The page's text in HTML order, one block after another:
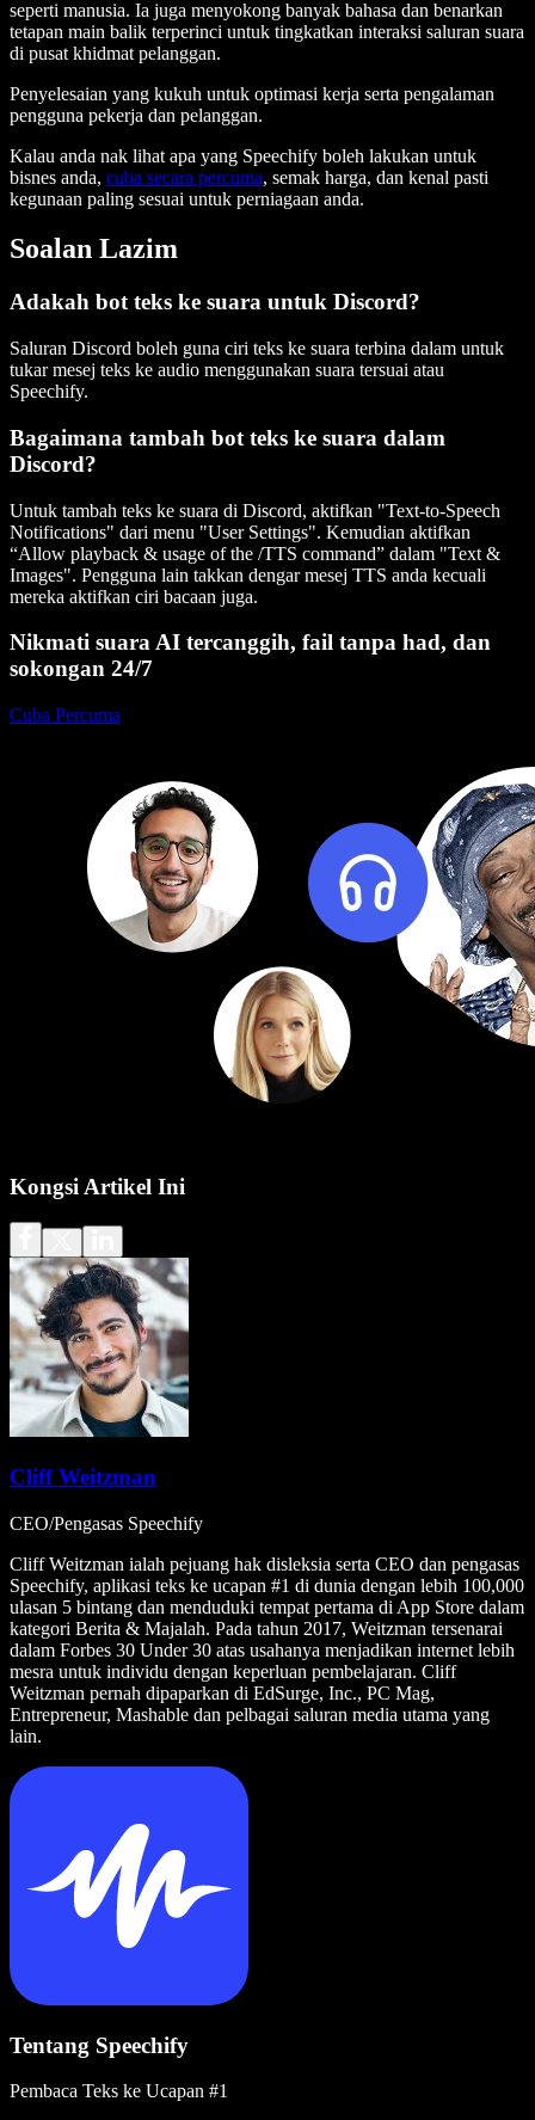
seperti manusia. Ia juga menyokong banyak bahasa dan benarkan
tetapan main balik terperinci untuk tingkatkan interaksi saluran suara
di pusat khidmat pelanggan.
Penyelesaian yang kukuh untuk optimasi kerja serta pengalaman
pengguna pekerja dan pelanggan.
Kalau anda nak lihat apa yang Speechify boleh lakukan untuk
bisnes anda, cuba secara percuma, semak harga, dan kenal pasti
kegunaan paling sesuai untuk perniagaan anda.
Soalan Lazim
Adakah bot teks ke suara untuk Discord?
Saluran Discord boleh guna ciri teks ke suara terbina dalam untuk
tukar mesej teks ke audio menggunakan suara tersuai atau
Speechify.
Bagaimana tambah bot teks ke suara dalam
Discord?
Untuk tambah teks ke suara di Discord, aktifkan "Text-to-Speech
Notifications" dari menu "User Settings". Kemudian aktifkan
“Allow playback & usage of the /TTS command” dalam "Text &
Images". Pengguna lain takkan dengar mesej TTS anda kecuali
mereka aktifkan ciri bacaan juga.
Nikmati suara AI tercanggih, fail tanpa had, dan
sokongan 24/7
Cuba Percuma
Kongsi Artikel Ini
Cliff Weitzman
CEO/Pengasas Speechify
Cliff Weitzman ialah pejuang hak disleksia serta CEO dan pengasas
Speechify, aplikasi teks ke ucapan #1 di dunia dengan lebih 100,000
ulasan 5 bintang dan menduduki tempat pertama di App Store dalam
kategori Berita & Majalah. Pada tahun 2017, Weitzman tersenarai
dalam Forbes 30 Under 30 atas usahanya menjadikan internet lebih
mesra untuk individu dengan keperluan pembelajaran. Cliff
Weitzman pernah dipaparkan di EdSurge, Inc., PC Mag,
Entrepreneur, Mashable dan pelbagai saluran media utama yang
lain.
Tentang Speechify
Pembaca Teks ke Ucapan #1